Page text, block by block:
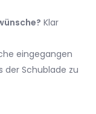
Klar
eingegangen
der Schublade zu